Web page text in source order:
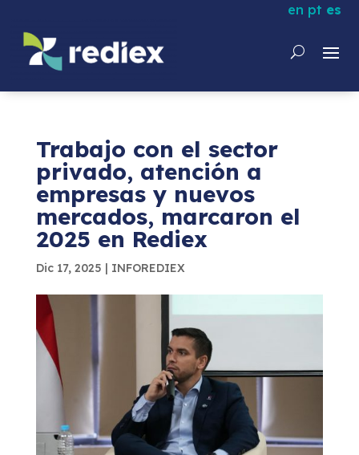
en pt es
Trabajo con el sector
privado, atención a
empresas y nuevos
mercados, marcaron el
2025 en Rediex
Dic 17, 2025 | INFOREDIEX